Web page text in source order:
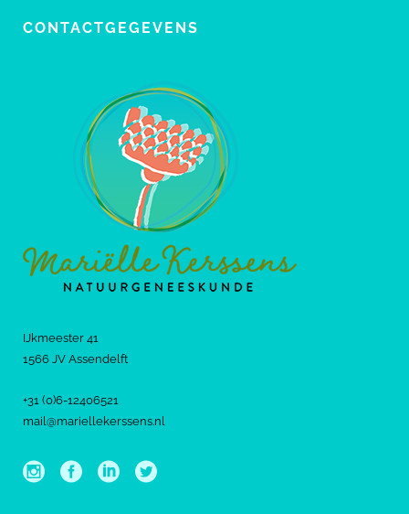
CONTACTGEGEVENS
IJkmeester 41
1566 JV Assendelft
+31 (0)6-12406521
mail@mariellekerssens.nl